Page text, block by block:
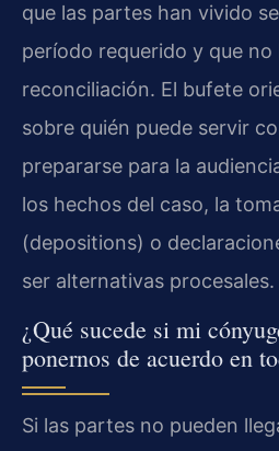
que las partes han vivido
período requerido y que
reconciliación. El bufete
sobre quién puede servir
prepararse para la
los hechos del caso, la
(depositions) o
ser alternativas procesales.
¿Qué sucede si mi
ponernos de acuerdo en
Si las partes no pueden